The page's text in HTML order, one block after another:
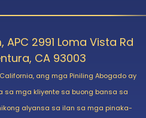
2991 Loma Vista Rd
CA 93003
ang mga Piniling Abogado ay
mga kliyente sa buong bansa sa
alyansa sa ilan sa mga pinaka-